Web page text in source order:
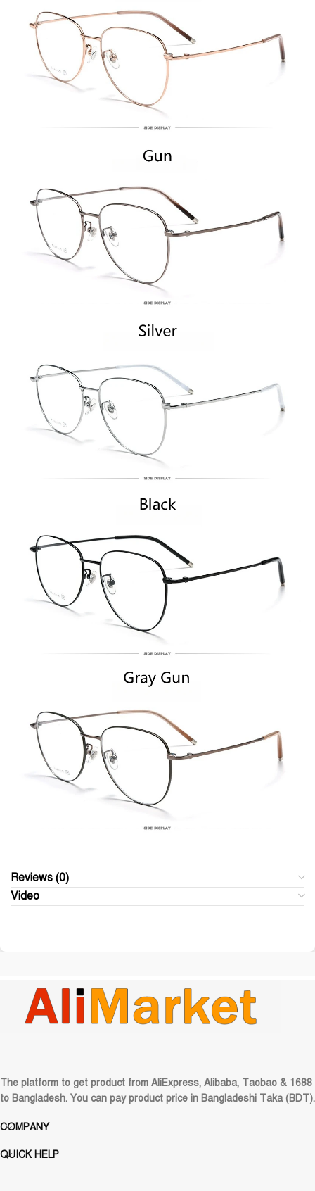
Reviews (0)
Video
The platform to get product from AliExpress, Alibaba, Taobao & 1688
to Bangladesh. You can pay product price in Bangladeshi Taka (BDT).
COMPANY
QUICK HELP